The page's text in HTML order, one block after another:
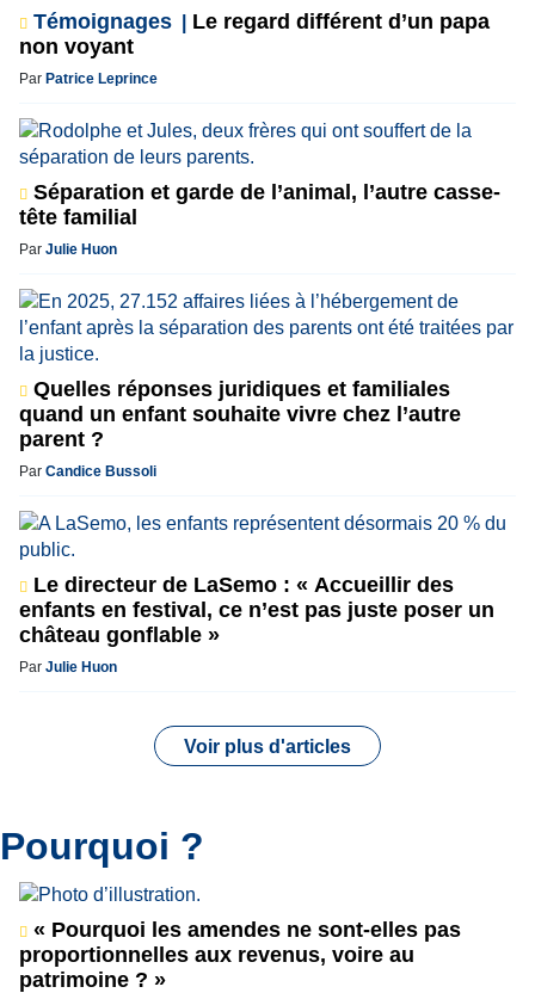
Témoignages
Le regard différent d’un papa
non voyant
Par Patrice Leprince
Séparation et garde de l’animal, l’autre casse-
tête familial
Par Julie Huon
Quelles réponses juridiques et familiales
quand un enfant souhaite vivre chez l’autre
parent ?
Par Candice Bussoli
Le directeur de LaSemo : « Accueillir des
enfants en festival, ce n’est pas juste poser un
château gonflable »
Par Julie Huon
Voir plus d'articles
Pourquoi ?
« Pourquoi les amendes ne sont-elles pas
proportionnelles aux revenus, voire au
patrimoine ? »